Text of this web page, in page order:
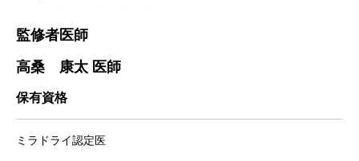
監修者医師
高桑 康太 医師
保有資格
ミラドライ認定医